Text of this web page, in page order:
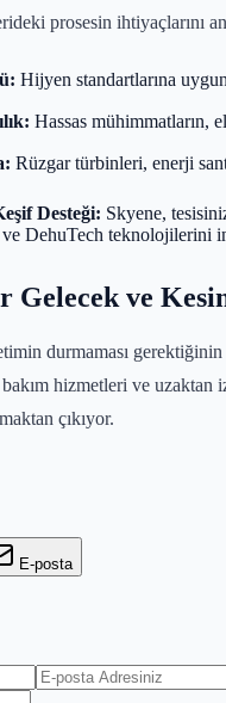
prosesin ihtiyaçlarını
Hijyen standartlarına
Hassas mühimmatların,
Rüzgar türbinleri, enerji
Desteği: Skyene,
DehuTech teknolojilerini
ve
durmaması
hizmetleri ve uzaktan
çıkıyor.
E-posta